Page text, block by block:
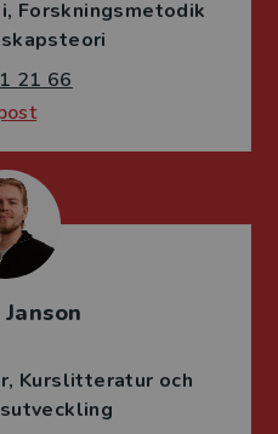
Forskningsmetodik
21 66
Kurslitteratur och